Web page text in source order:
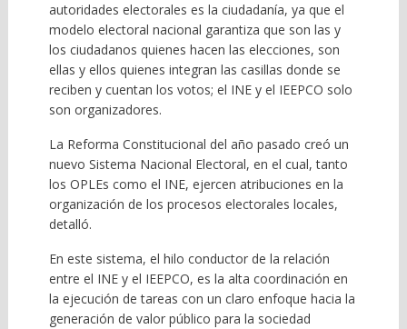
autoridades electorales es la ciudadanía, ya que el
modelo electoral nacional garantiza que son las y
los ciudadanos quienes hacen las elecciones, son
ellas y ellos quienes integran las casillas donde se
reciben y cuentan los votos; el INE y el IEEPCO solo
son organizadores.
La Reforma Constitucional del año pasado creó un
nuevo Sistema Nacional Electoral, en el cual, tanto
los OPLEs como el INE, ejercen atribuciones en la
organización de los procesos electorales locales,
detalló.
En este sistema, el hilo conductor de la relación
entre el INE y el IEEPCO, es la alta coordinación en
la ejecución de tareas con un claro enfoque hacia la
generación de valor público para la sociedad